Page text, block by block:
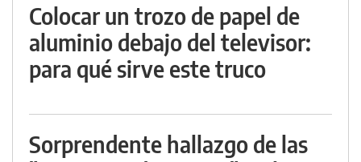
Colocar un trozo de papel de
aluminio debajo del televisor:
para qué sirve este truco
Sorprendente hallazgo de las